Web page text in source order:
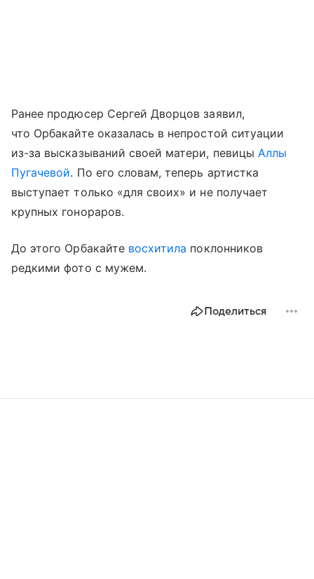
Ранее продюсер Сергей Дворцов заявил,
что Орбакайте оказалась в непростой ситуации
из-за высказываний своей матери, певицы Аллы
Пугачевой. По его словам, теперь артистка
выступает только «для своих» и не получает
крупных гонораров.
До этого Орбакайте восхитила поклонников
редкими фото с мужем.
Поделиться